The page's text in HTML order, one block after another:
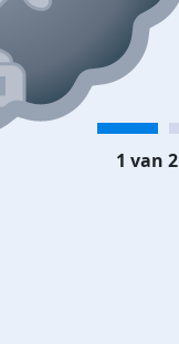
1 van 2